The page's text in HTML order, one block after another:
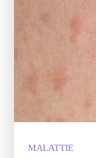
MALATTIE